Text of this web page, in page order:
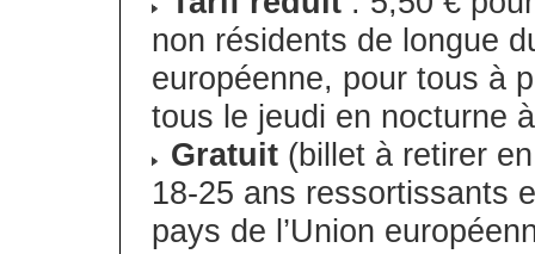
non résidents de longue
européenne, pour tous à
tous le jeudi en nocturne
Gratuit (billet à retirer
18-25 ans ressortissants
pays de l’Union